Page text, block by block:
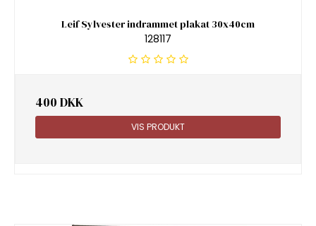
Leif Sylvester indrammet plakat 30x40cm
128117
400 DKK
VIS PRODUKT